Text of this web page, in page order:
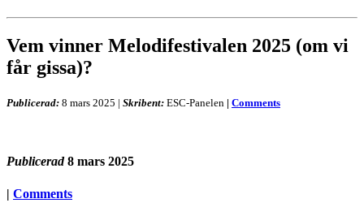
Vem vinner Melodifestivalen 2025 (om vi
får gissa)?
Publicerad: 8 mars 2025 | Skribent: ESC-Panelen | Comments
Publicerad 8 mars 2025
| Comments